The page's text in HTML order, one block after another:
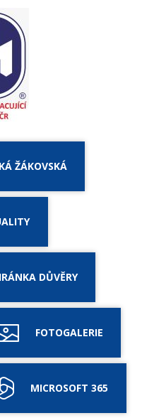
ŽÁKOVSKÁ
DŮVĚRY
FOTOGALERIE
MICROSOFT 365